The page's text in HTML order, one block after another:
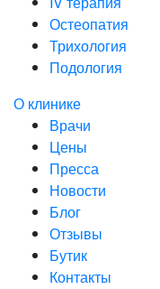
Остеопатия
Трихология
Подология
О клинике
Врачи
Цены
Пресса
Новости
Блог
Отзывы
Бутик
Контакты